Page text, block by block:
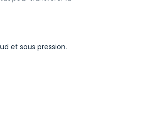
et sous pression.